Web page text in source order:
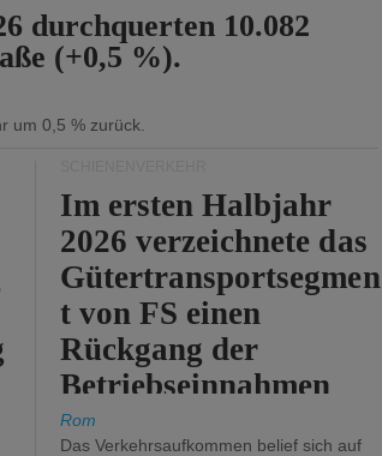
durchquerten 10.082
(+0,5 %).
um 0,5 % zurück.
Im ersten Halbjahr
2026 verzeichnete das
Gütertransportsegmen
t von FS einen
Rückgang der
Betriebseinnahmen
um 2,7 %.
Rom
Das Verkehrsaufkommen belief sich auf